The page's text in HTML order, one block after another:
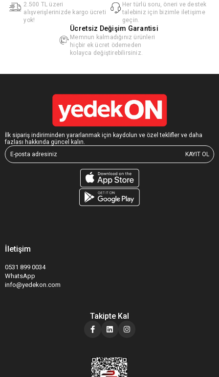
2.500 TL üzeri
alışverişlerinizde kargo ücreti
yok!
Her türlü soru, öneri ve destek
talebiniz için bizimle iletişime
geçin.
Ücretsiz Değişim Garantisi
Memnun kalmadığınız ürünleri
hiçbir ek ücret ödemeden
kolayca değiştirebilirsiniz.
İlk sipariş indiriminden yararlanmak için kaydolun ve özel teklifler ve daha
fazlası hakkında güncel kalın.
KAYIT OL
İletişim
0531 899 0034
WhatsApp
info@yedekon.com
Takipte Kal